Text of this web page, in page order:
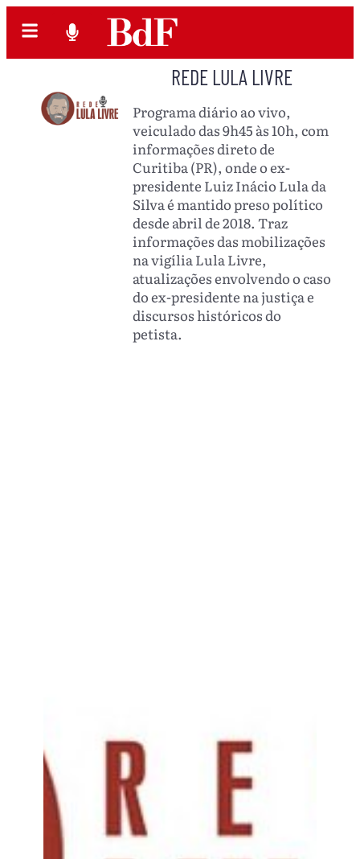
REDE LULA LIVRE
Programa diário ao vivo,
veiculado das 9h45 às 10h, com
informações direto de
Curitiba (PR), onde o ex-
presidente Luiz Inácio Lula da
Silva é mantido preso político
desde abril de 2018. Traz
informações das mobilizações
na vigília Lula Livre,
atualizações envolvendo o caso
do ex-presidente na justiça e
discursos históricos do
petista.